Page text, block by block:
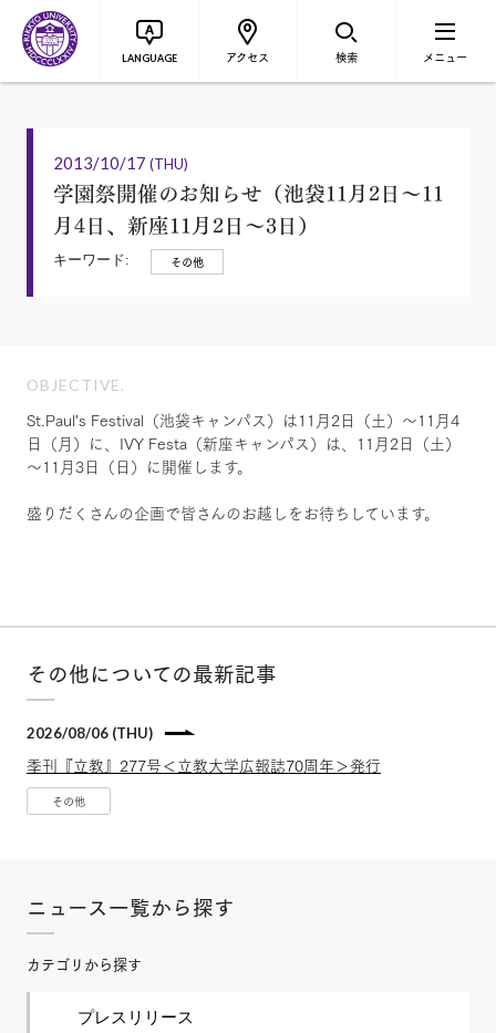
LANGUAGE アクセス 検索 メニュー
2013/10/17 (THU)
学園祭開催のお知らせ（池袋11月2日〜11
月4日、新座11月2日〜3日）
キーワード: その他
OBJECTIVE.
St.Paul's Festival（池袋キャンパス）は11月2日（土）～11月4
日（月）に、IVY Festa（新座キャンパス）は、11月2日（土）
～11月3日（日）に開催します。
盛りだくさんの企画で皆さんのお越しをお待ちしています。
その他についての最新記事
2026/08/06 (THU)
季刊『立教』277号＜立教大学広報誌70周年＞発行
その他
ニュース一覧から探す
カテゴリから探す
プレスリリース